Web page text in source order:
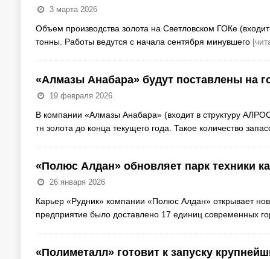
3 марта 2026
Объем производства золота на Светловском ГОКе
тонны. Работы ведутся с начала сентября минувшего
«Алмазы Анабара» будут поставлены на
19 февраля 2026
В компании «Алмазы Анабара» (входит в структуру
тн золота до конца текущего года. Такое количество
«Полюс Алдан» обновляет парк техники
26 января 2026
Карьер «Рудник» компании «Полюс Алдан» открывает
предприятие было доставлено 17 единиц современных
«Полиметалл» готовит к запуску